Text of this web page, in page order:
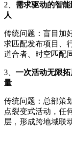
2、 需求驱动的智能
人
传统问题：盲目加
求匹配发布项目、
道合者、时空匹配
3、 一次活动无限拓
量
传统问题：总部策
点裂变式活动，任
层，形成跨地域联